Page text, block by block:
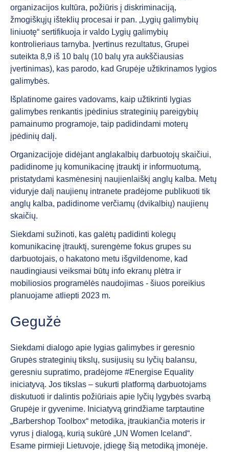
organizacijos kultūra, požiūris į diskriminaciją,
žmogiškųjų išteklių procesai ir pan. „Lygių galimybių
liniuotę“ sertifikuoja ir valdo Lygių galimybių
kontrolieriaus tarnyba. Įvertinus rezultatus, Grupei
suteikta 8,9 iš 10 balų (10 balų yra aukščiausias
įvertinimas), kas parodo, kad Grupėje užtikrinamos lygios
galimybės.
Išplatinome gaires vadovams, kaip užtikrinti lygias
galimybes renkantis įpėdinius strateginių pareigybių
pamainumo programoje, taip padidindami moterų
įpėdinių dalį.
Organizacijoje didėjant anglakalbių darbuotojų skaičiui,
padidinome jų komunikacinę įtrauktį ir informuotumą,
pristatydami kasmėnesinį naujienlaiškį anglų kalba. Metų
viduryje dalį naujienų intranete pradėjome publikuoti tik
anglų kalba, padidinome verčiamų (dvikalbių) naujienų
skaičių.
Siekdami sužinoti, kas galėtų padidinti kolegų
komunikacinę įtrauktį, surengėme fokus grupes su
darbuotojais, o hakatono metu išgvildenome, kad
naudingiausi veiksmai būtų info ekranų plėtra ir
mobiliosios programėlės naudojimas - šiuos poreikius
planuojame atliepti 2023 m.
Gegužė
Siekdami dialogo apie lygias galimybes ir geresnio
Grupės strateginių tikslų, susijusių su lyčių balansu,
geresniu supratimo, pradėjome #Energise Equality
iniciatyvą. Jos tikslas – sukurti platformą darbuotojams
diskutuoti ir dalintis požiūriais apie lyčių lygybės svarbą
Grupėje ir gyvenime. Iniciatyvą grindžiame tarptautine
„Barbershop Toolbox“ metodika, įtraukiančia moteris ir
vyrus į dialogą, kurią sukūrė „UN Women Iceland“.
Esame pirmieji Lietuvoje, įdiegę šią metodiką įmonėje.